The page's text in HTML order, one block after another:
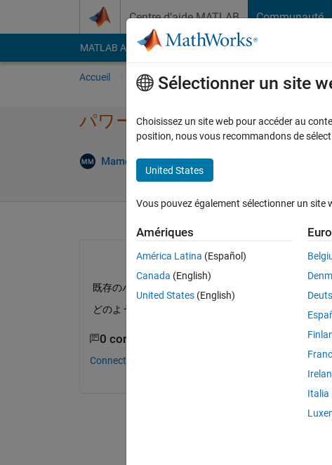
Centre d’aide MATLAB Communauté
MATLAB Answers File Exchange Cody
Accueil Poser une question
パワーポイントへのfigureの貼
Mamoru Mabuchi 22 Avr 2020
既存のパワーポイント資料へ、既存のスライドを指
どのようにすれば良いですか？
0 commentaires
Connectez-vous pour commenter.
Sélectionner un site
Choisissez un site web pour accéder au
position, nous vous recommandons de
United States
Vous pouvez également sélectionner un site
Amériques
América Latina (Español)
Canada (English)
United States (English)
Italia